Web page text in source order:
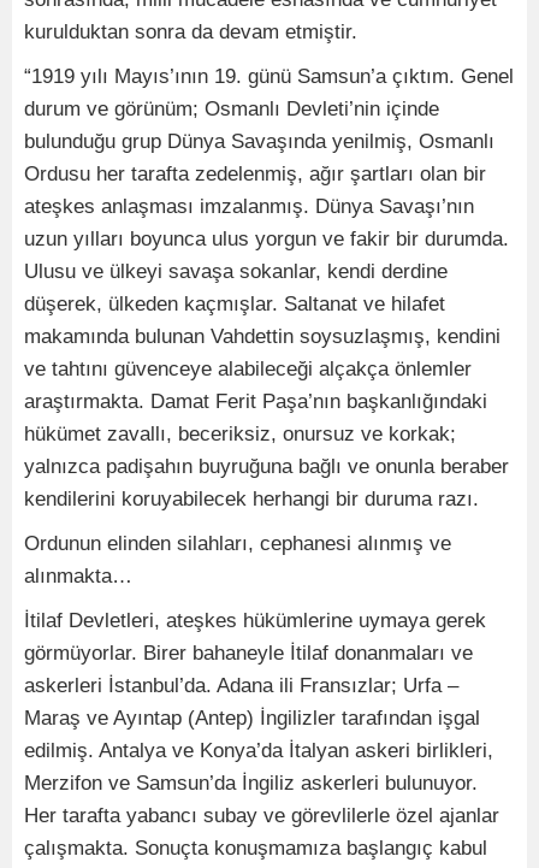
kurulduktan sonra da devam etmiştir.
“1919 yılı Mayıs’ının 19. günü Samsun’a çıktım. Genel
durum ve görünüm; Osmanlı Devleti’nin içinde
bulunduğu grup Dünya Savaşında yenilmiş, Osmanlı
Ordusu her tarafta zedelenmiş, ağır şartları olan bir
ateşkes anlaşması imzalanmış. Dünya Savaşı’nın
uzun yılları boyunca ulus yorgun ve fakir bir durumda.
Ulusu ve ülkeyi savaşa sokanlar, kendi derdine
düşerek, ülkeden kaçmışlar. Saltanat ve hilafet
makamında bulunan Vahdettin soysuzlaşmış, kendini
ve tahtını güvenceye alabileceği alçakça önlemler
araştırmakta. Damat Ferit Paşa’nın başkanlığındaki
hükümet zavallı, beceriksiz, onursuz ve korkak;
yalnızca padişahın buyruğuna bağlı ve onunla beraber
kendilerini koruyabilecek herhangi bir duruma razı.
Ordunun elinden silahları, cephanesi alınmış ve
alınmakta…
İtilaf Devletleri, ateşkes hükümlerine uymaya gerek
görmüyorlar. Birer bahaneyle İtilaf donanmaları ve
askerleri İstanbul’da. Adana ili Fransızlar; Urfa –
Maraş ve Ayıntap (Antep) İngilizler tarafından işgal
edilmiş. Antalya ve Konya’da İtalyan askeri birlikleri,
Merzifon ve Samsun’da İngiliz askerleri bulunuyor.
Her tarafta yabancı subay ve görevlilerle özel ajanlar
çalışmakta. Sonuçta konuşmamıza başlangıç kabul